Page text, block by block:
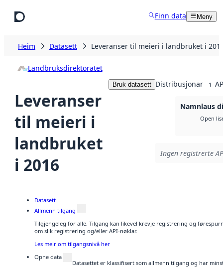
Finn data Meny
Heim Datasett Leveranser til meieri i landbruket i
Landbruksdirektoratet
Leveranser
til meieri i
landbruket
i 2016
Bruk datasett Distribusjonar 1
Namnlaus
Open
Ingen registrerte
Datasett
Allmenn tilgang
Tilgjengeleg for alle. Tilgang kan likevel krevje registrering og
om slik registrering og/eller API-nøklar.
Les meir om tilgangsnivå her
Opne data
Datasettet er klassifisert som allmenn tilgang og har